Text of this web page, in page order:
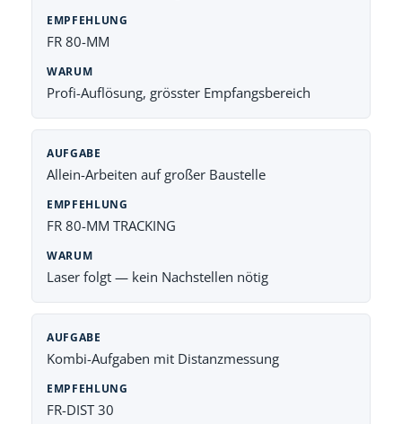
FR 80-MM
Profi-Auflösung, grösster Empfangsbereich
Allein-Arbeiten auf großer Baustelle
FR 80-MM TRACKING
Laser folgt — kein Nachstellen nötig
Kombi-Aufgaben mit Distanzmessung
FR-DIST 30